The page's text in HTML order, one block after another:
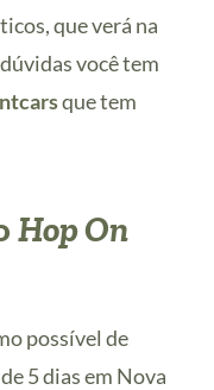
que verá na
você tem
que tem
Hop On
possível de
5 dias em Nova